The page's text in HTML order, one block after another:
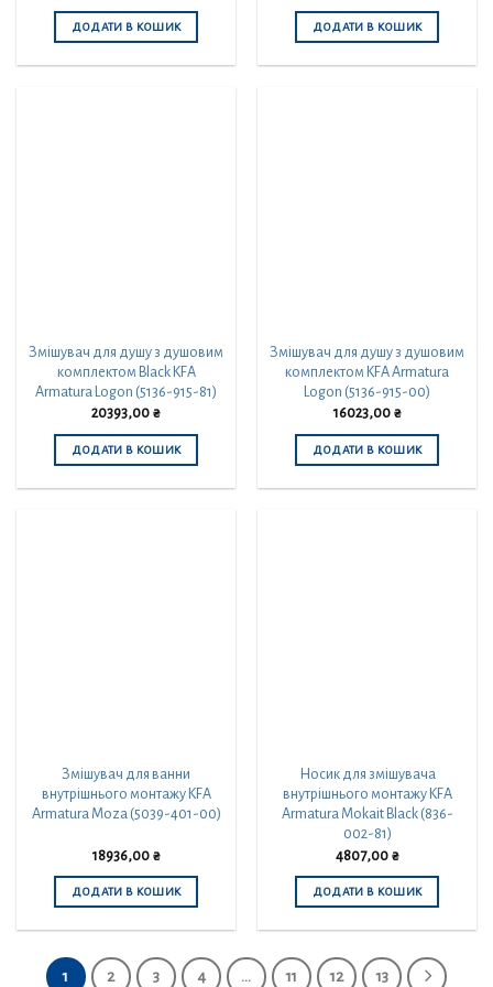
ДОДАТИ В КОШИК ДОДАТИ В КОШИК
Змішувач для душу з душовим
комплектом Black KFA
Armatura Logon (5136-915-81)
20393,00 ₴
ДОДАТИ В КОШИК
Змішувач для душу з душовим
комплектом KFA Armatura
Logon (5136-915-00)
16023,00 ₴
ДОДАТИ В КОШИК
Змішувач для ванни
внутрішнього монтажу KFA
Armatura Moza (5039-401-00)
18936,00 ₴
ДОДАТИ В КОШИК
Носик для змішувача
внутрішнього монтажу KFA
Armatura Mokait Black (836-
002-81)
4807,00 ₴
ДОДАТИ В КОШИК
1 2 3 4 … 11 12 13